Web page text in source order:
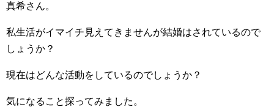
真希さん。
私生活がイマイチ見えてきませんが結婚はされているので
しょうか？
現在はどんな活動をしているのでしょうか？
気になること探ってみました。